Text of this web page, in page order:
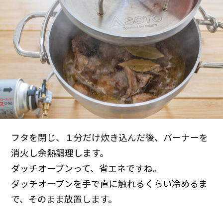
フタを閉じ、１分だけ炊き込んだ後、バーナーを
消火し余熱調理します。
ダッチオーブンって、省エネですね。
ダッチオーブンを手で直に触れるくらい冷めるま
で、そのまま放置します。